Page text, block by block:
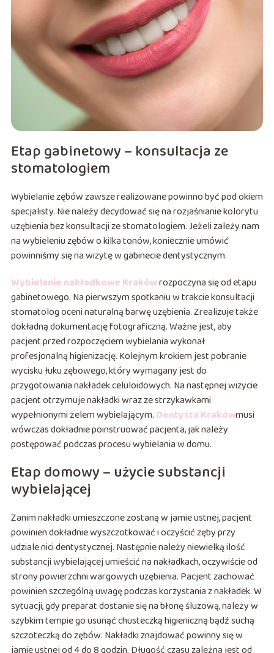
Etap gabinetowy – konsultacja ze
stomatologiem
Wybielanie zębów zawsze realizowane powinno być pod okiem
specjalisty. Nie należy decydować się na rozjaśnianie kolorytu
uzębienia bez konsultacji ze stomatologiem. Jeżeli zależy nam
na wybieleniu zębów o kilka tonów, koniecznie umówić
powinniśmy się na wizytę w gabinecie dentystycznym.
Wybielanie nakładkowe Krakówrozpoczyna się od etapu
gabinetowego. Na pierwszym spotkaniu w trakcie konsultacji
stomatolog oceni naturalną barwę uzębienia. Zrealizuje także
dokładną dokumentację fotograficzną. Ważne jest, aby
pacjent przed rozpoczęciem wybielania wykonał
profesjonalną higienizację. Kolejnym krokiem jest pobranie
wycisku łuku zębowego, który wymagany jest do
przygotowania nakładek celuloidowych. Na następnej wizycie
pacjent otrzymuje nakładki wraz ze strzykawkami
wypełnionymi żelem wybielającym. Dentysta Krakówmusi
wówczas dokładnie poinstruować pacjenta, jak należy
postępować podczas procesu wybielania w domu.
Etap domowy – użycie substancji
wybielającej
Zanim nakładki umieszczone zostaną w jamie ustnej, pacjent
powinien dokładnie wyszczotkować i oczyścić zęby przy
udziale nici dentystycznej. Następnie należy niewielką ilość
substancji wybielającej umieścić na nakładkach, oczywiście od
strony powierzchni wargowych uzębienia. Pacjent zachować
powinien szczególną uwagę podczas korzystania z nakładek. W
sytuacji, gdy preparat dostanie się na błonę śluzową, należy w
szybkim tempie go usunąć chusteczką higieniczną bądź suchą
szczoteczką do zębów. Nakładki znajdować powinny się w